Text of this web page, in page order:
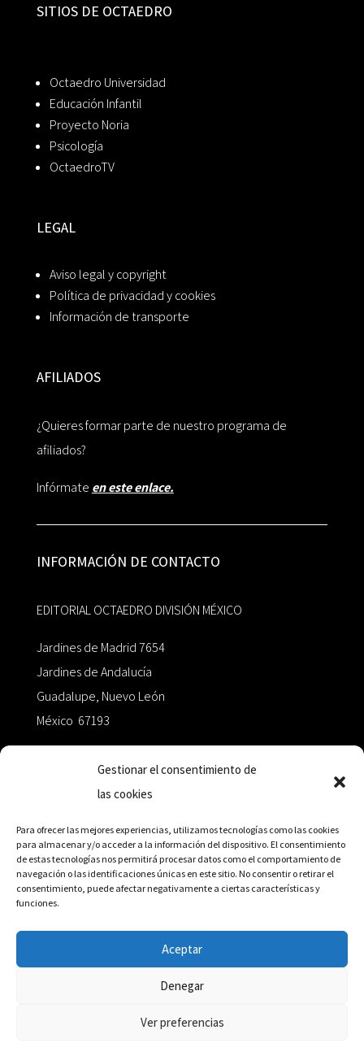
Gestionar el consentimiento de
las cookies
Para ofrecer las mejores experiencias, utilizamos tecnologías como las cookies
para almacenar y/o acceder a la información del dispositivo. El consentimiento
de estas tecnologías nos permitirá procesar datos como el comportamiento de
navegación o las identificaciones únicas en este sitio. No consentir o retirar el
consentimiento, puede afectar negativamente a ciertas características y
funciones.
Aceptar
Denegar
Ver preferencias
SITIOS DE OCTAEDRO
Octaedro Universidad
Educación Infantil
Proyecto Noria
Psicología
OctaedroTV
LEGAL
Aviso legal y copyright
Política de privacidad y cookies
Información de transporte
AFILIADOS
¿Quieres formar parte de nuestro programa de
afiliados?
Infórmate en este enlace.
INFORMACIÓN DE CONTACTO
EDITORIAL OCTAEDRO DIVISIÓN MÉXICO
Jardines de Madrid 7654
Jardines de Andalucía
Guadalupe, Nuevo León
México 67193
+52 811.499.5638
RED DE DISTRIBUCIÓN
Distribuidores en México y Octaedro internacional